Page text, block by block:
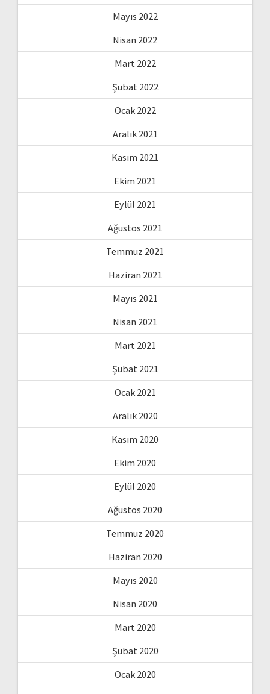
Mayıs 2022
Nisan 2022
Mart 2022
Şubat 2022
Ocak 2022
Aralık 2021
Kasım 2021
Ekim 2021
Eylül 2021
Ağustos 2021
Temmuz 2021
Haziran 2021
Mayıs 2021
Nisan 2021
Mart 2021
Şubat 2021
Ocak 2021
Aralık 2020
Kasım 2020
Ekim 2020
Eylül 2020
Ağustos 2020
Temmuz 2020
Haziran 2020
Mayıs 2020
Nisan 2020
Mart 2020
Şubat 2020
Ocak 2020